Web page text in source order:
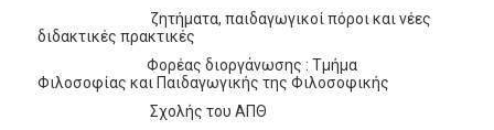
ζητήματα, παιδαγωγικοί πόροι και νέες
διδακτικές πρακτικές
Φορέας διοργάνωσης : Τμήμα
Φιλοσοφίας και Παιδαγωγικής της Φιλοσοφικής
Σχολής του ΑΠΘ